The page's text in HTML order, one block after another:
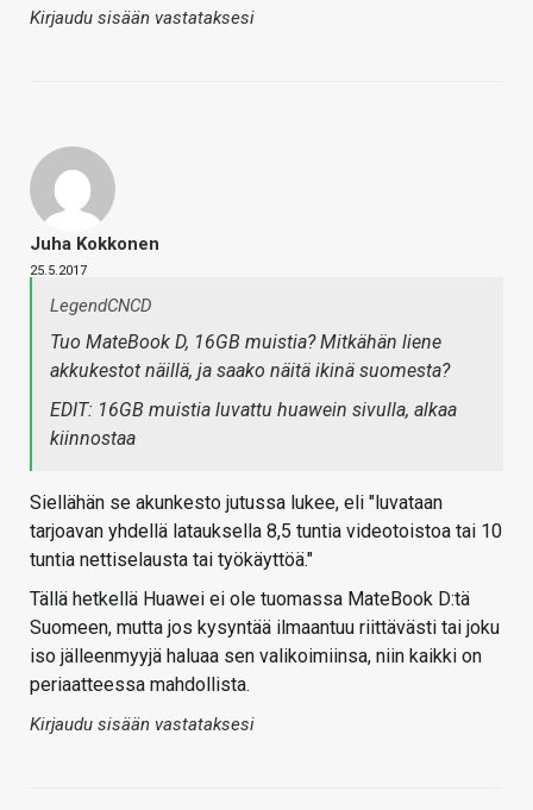
Kirjaudu sisään vastataksesi
Juha Kokkonen
25.5.2017
LegendCNCD
Tuo MateBook D, 16GB muistia? Mitkähän liene
akkukestot näillä, ja saako näitä ikinä suomesta?
EDIT: 16GB muistia luvattu huawein sivulla, alkaa
kiinnostaa
Siellähän se akunkesto jutussa lukee, eli "luvataan
tarjoavan yhdellä latauksella 8,5 tuntia videotoistoa tai 10
tuntia nettiselausta tai työkäyttöä."
Tällä hetkellä Huawei ei ole tuomassa MateBook D:tä
Suomeen, mutta jos kysyntää ilmaantuu riittävästi tai joku
iso jälleenmyyjä haluaa sen valikoimiinsa, niin kaikki on
periaatteessa mahdollista.
Kirjaudu sisään vastataksesi